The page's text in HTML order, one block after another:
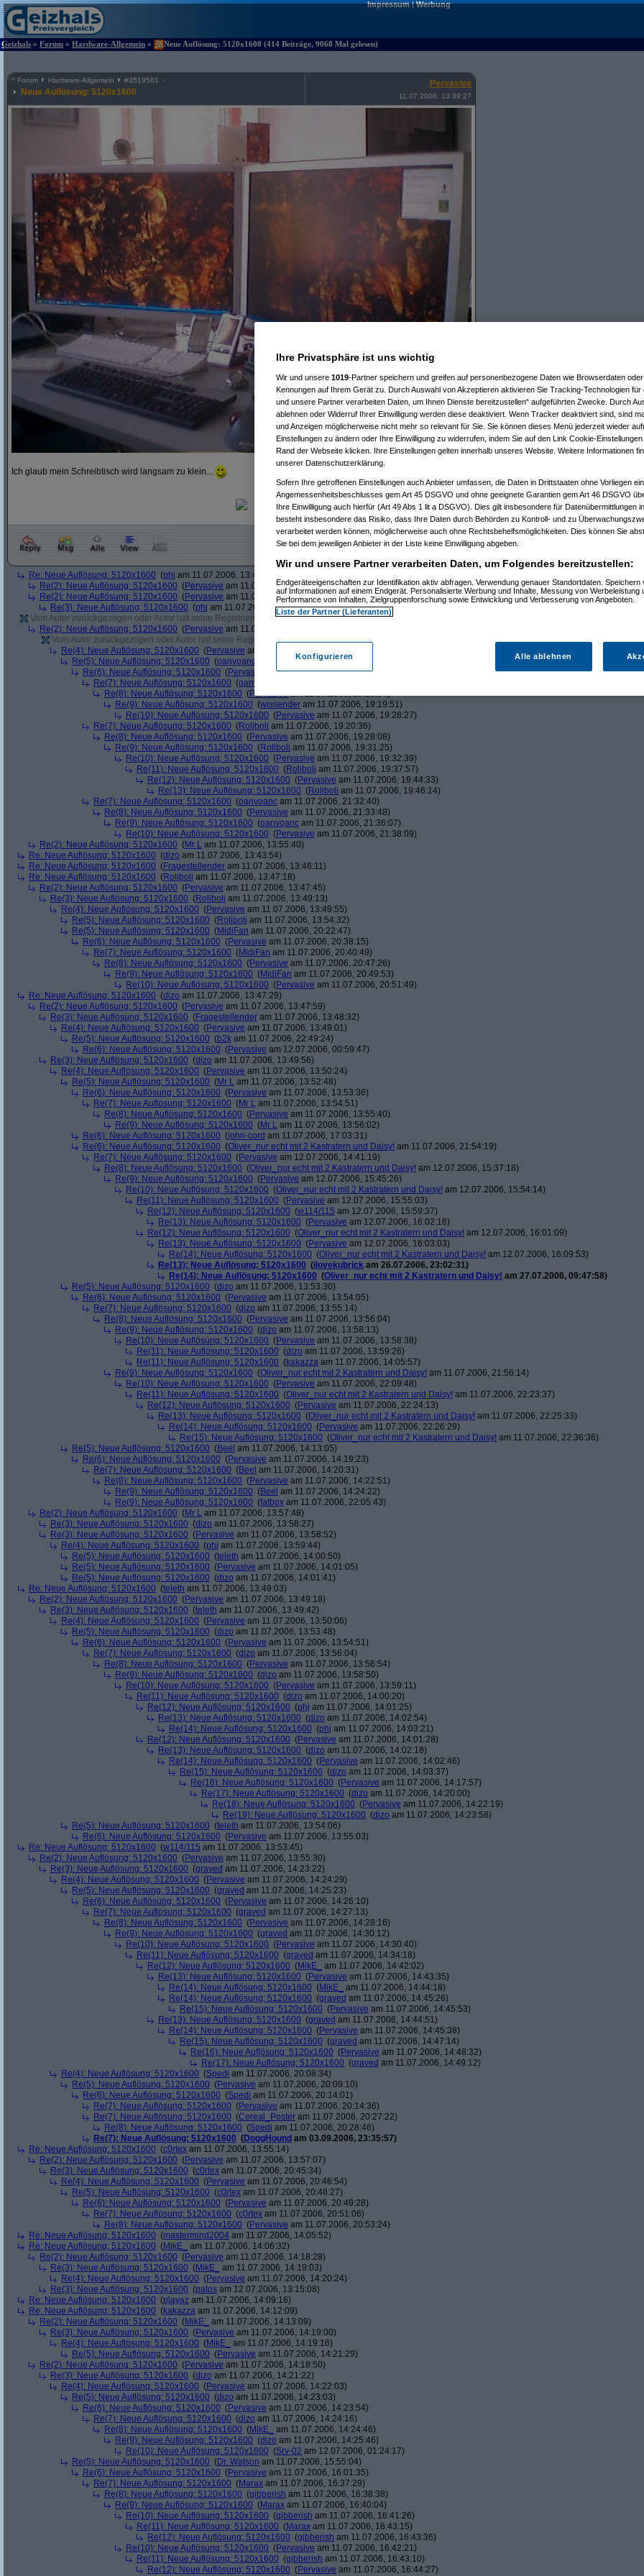
Impressum|Werbung
Geizhals » Forum » Hardware-Allgemein » Neue Auflösung: 5120x1600 (414 Beiträge, 9068 Mal gelesen)
^ Forum Hardware-Allgemein #3519561
Neue Auflösung: 5120x1600
Pervasive
11.07.2006, 13:39:27
Ich glaub mein Schreibtisch wird langsam zu klein...
Re: Neue Auflösung: 5120x1600 (phj am 11.07.2006, 13:40:39)
Re(2): Neue Auflösung: 5120x1600 (Pervasive am 11.07.2006, 13:41:12)
Re(2): Neue Auflösung: 5120x1600 (Pervasive am 11.07.2006, 13:51:49)
Re(3): Neue Auflösung: 5120x1600 (phj am 11.07.2006, 13:52:12)
Vom Autor zurückgezogen oder Autor hat seine Registrierung nicht bestätigt(Nagelfaram 11.07.2006, 13:41:09)
Re(2): Neue Auflösung: 5120x1600 (Pervasive am 11.07.2006, 13:41:43)
Vom Autor zurückgezogen oder Autor hat seine Registrierung nicht bestätigt(Nagelfar
Re(4): Neue Auflösung: 5120x1600 (Pervasive am 11.07.2006, 13:43:22)
Re(5): Neue Auflösung: 5120x1600 (oanvoanc
am 11.07.2006, 19:06:23)
Re(6): Neue Auflösung: 5120x1600 (Pervasive
am 11.07.2006, 19:16:41)
Re(7): Neue Auflösung: 5120x1600 (oanvoanc
Re(8): Neue Auflösung: 5120x1600 (Pervasiveam 11.07.2006, 19:18:54)
Re(9): Neue Auflösung: 5120x1600 (wissender am 11.07.2006, 19:19:51)
Re(10): Neue Auflösung: 5120x1600 (Pervasive am 11.07.2006, 19:28:27)
Re(7): Neue Auflösung: 5120x1600 (Roliboli am 11.07.2006, 19:20:36)
Re(8): Neue Auflösung: 5120x1600 (Pervasive am 11.07.2006, 19:28:08)
Re(9): Neue Auflösung: 5120x1600 (Roliboli am 11.07.2006, 19:31:25)
Re(10): Neue Auflösung: 5120x1600 (Pervasive am 11.07.2006, 19:32:39)
Re(11): Neue Auflösung: 5120x1600 (Roliboli am 11.07.2006, 19:37:57)
Re(12): Neue Auflösung: 5120x1600 (Pervasive am 11.07.2006, 19:44:33)
Re(13): Neue Auflösung: 5120x1600 (Roliboli am 11.07.2006, 19:46:14)
Re(7): Neue Auflösung: 5120x1600 (oanvoanc am 11.07.2006, 21:32:40)
Re(8): Neue Auflösung: 5120x1600 (Pervasive am 11.07.2006, 21:33:48)
Re(9): Neue Auflösung: 5120x1600 (oanvoanc am 11.07.2006, 21:36:07)
Re(10): Neue Auflösung: 5120x1600 (Pervasive am 11.07.2006, 21:38:09)
Re(2): Neue Auflösung: 5120x1600 (Mr L am 11.07.2006, 13:55:40)
Re: Neue Auflösung: 5120x1600 (dizo am 11.07.2006, 13:43:54)
Re: Neue Auflösung: 5120x1600 (Fragestellender am 11.07.2006, 13:46:11)
Re: Neue Auflösung: 5120x1600 (Roliboli am 11.07.2006, 13:47:18)
Re(2): Neue Auflösung: 5120x1600 (Pervasive am 11.07.2006, 13:47:45)
Re(3): Neue Auflösung: 5120x1600 (Roliboli am 11.07.2006, 13:49:13)
Re(4): Neue Auflösung: 5120x1600 (Pervasive am 11.07.2006, 13:49:55)
Re(5): Neue Auflösung: 5120x1600 (Roliboli am 11.07.2006, 13:54:32)
Re(5): Neue Auflösung: 5120x1600 (MidiFan am 11.07.2006, 20:22:47)
Re(6): Neue Auflösung: 5120x1600 (Pervasive am 11.07.2006, 20:38:15)
Re(7): Neue Auflösung: 5120x1600 (MidiFan am 11.07.2006, 20:40:49)
Re(8): Neue Auflösung: 5120x1600 (Pervasive am 11.07.2006, 20:47:26)
Re(9): Neue Auflösung: 5120x1600 (MidiFan am 11.07.2006, 20:49:53)
Re(10): Neue Auflösung: 5120x1600 (Pervasive am 11.07.2006, 20:51:49)
Re: Neue Auflösung: 5120x1600 (dizo am 11.07.2006, 13:47:29)
Re(2): Neue Auflösung: 5120x1600 (Pervasive am 11.07.2006, 13:47:59)
Re(3): Neue Auflösung: 5120x1600 (Fragestellender am 11.07.2006, 13:48:32)
Re(4): Neue Auflösung: 5120x1600 (Pervasive am 11.07.2006, 13:49:01)
Re(5): Neue Auflösung: 5120x1600 (b2k am 11.07.2006, 22:49:24)
Re(6): Neue Auflösung: 5120x1600 (Pervasive am 12.07.2006, 00:59:47)
Re(3): Neue Auflösung: 5120x1600 (dizo am 11.07.2006, 13:49:56)
Re(4): Neue Auflösung: 5120x1600 (Pervasive am 11.07.2006, 13:50:24)
Re(5): Neue Auflösung: 5120x1600 (Mr L am 11.07.2006, 13:52:48)
Re(6): Neue Auflösung: 5120x1600 (Pervasive am 11.07.2006, 13:53:36)
Re(7): Neue Auflösung: 5120x1600 (Mr L am 11.07.2006, 13:54:51)
Re(8): Neue Auflösung: 5120x1600 (Pervasive am 11.07.2006, 13:55:40)
Re(9): Neue Auflösung: 5120x1600 (Mr L am 11.07.2006, 13:56:02)
Re(6): Neue Auflösung: 5120x1600 (john-cord am 11.07.2006, 17:03:31)
Re(6): Neue Auflösung: 5120x1600 (Oliver_nur echt mit 2 Kastratern und Daisy! am 11.07.2006, 21:54:19)
Re(7): Neue Auflösung: 5120x1600 (Pervasive am 12.07.2006, 14:41:19)
Re(8): Neue Auflösung: 5120x1600 (Oliver_nur echt mit 2 Kastratern und Daisy! am 12.07.2006, 15:37:18)
Re(9): Neue Auflösung: 5120x1600 (Pervasive am 12.07.2006, 15:45:26)
Re(10): Neue Auflösung: 5120x1600 (Oliver_nur echt mit 2 Kastratern und Daisy! am 12.07.2006, 15:54:14)
Re(11): Neue Auflösung: 5120x1600 (Pervasive am 12.07.2006, 15:55:03)
Re(12): Neue Auflösung: 5120x1600 (w114/115 am 12.07.2006, 15:59:37)
Re(13): Neue Auflösung: 5120x1600 (Pervasive am 12.07.2006, 16:02:16)
Re(12): Neue Auflösung: 5120x1600 (Oliver_nur echt mit 2 Kastratern und Daisy! am 12.07.2006, 16:01:09)
Re(13): Neue Auflösung: 5120x1600 (Pervasive am 12.07.2006, 16:03:03)
Re(14): Neue Auflösung: 5120x1600 (Oliver_nur echt mit 2 Kastratern und Daisy! am 12.07.2006, 16:09:53)
Re(13): Neue Auflösung: 5120x1600 (ilovekubrick am 26.07.2006, 23:02:31)
Re(14): Neue Auflösung: 5120x1600 (Oliver_nur echt mit 2 Kastratern und Daisy! am 27.07.2006, 09:47:58)
Re(5): Neue Auflösung: 5120x1600 (dizo am 11.07.2006, 13:53:30)
Re(6): Neue Auflösung: 5120x1600 (Pervasive am 11.07.2006, 13:54:05)
Re(7): Neue Auflösung: 5120x1600 (dizo am 11.07.2006, 13:55:14)
Re(8): Neue Auflösung: 5120x1600 (Pervasive am 11.07.2006, 13:56:04)
Re(9): Neue Auflösung: 5120x1600 (dizo am 11.07.2006, 13:58:13)
Re(10): Neue Auflösung: 5120x1600 (Pervasive am 11.07.2006, 13:58:38)
Re(11): Neue Auflösung: 5120x1600 (dizo am 11.07.2006, 13:59:26)
Re(11): Neue Auflösung: 5120x1600 (kakazza am 11.07.2006, 14:05:57)
Re(9): Neue Auflösung: 5120x1600 (Oliver_nur echt mit 2 Kastratern und Daisy! am 11.07.2006, 21:56:14)
Re(10): Neue Auflösung: 5120x1600 (Pervasive am 11.07.2006, 22:09:48)
Re(11): Neue Auflösung: 5120x1600 (Oliver_nur echt mit 2 Kastratern und Daisy! am 11.07.2006, 22:23:37)
Re(12): Neue Auflösung: 5120x1600 (Pervasive am 11.07.2006, 22:24:13)
Re(13): Neue Auflösung: 5120x1600 (Oliver_nur echt mit 2 Kastratern und Daisy! am 11.07.2006, 22:25:33)
Re(14): Neue Auflösung: 5120x1600 (Pervasive am 11.07.2006, 22:26:29)
Re(15): Neue Auflösung: 5120x1600 (Oliver_nur echt mit 2 Kastratern und Daisy! am 11.07.2006, 22:36:36)
Re(5): Neue Auflösung: 5120x1600 (Beel am 11.07.2006, 14:13:05)
Re(6): Neue Auflösung: 5120x1600 (Pervasive am 11.07.2006, 14:19:23)
Re(7): Neue Auflösung: 5120x1600 (Beel am 11.07.2006, 14:20:31)
Re(8): Neue Auflösung: 5120x1600 (Pervasive am 11.07.2006, 14:22:51)
Re(9): Neue Auflösung: 5120x1600 (Beel am 11.07.2006, 14:24:22)
Re(9): Neue Auflösung: 5120x1600 (fatbox am 11.07.2006, 22:05:43)
Re(2): Neue Auflösung: 5120x1600 (Mr L am 11.07.2006, 13:57:48)
Re(3): Neue Auflösung: 5120x1600 (dizo am 11.07.2006, 13:58:27)
Re(3): Neue Auflösung: 5120x1600 (Pervasive am 11.07.2006, 13:58:52)
Re(4): Neue Auflösung: 5120x1600 (phj am 11.07.2006, 13:59:44)
Re(5): Neue Auflösung: 5120x1600 (teleth am 11.07.2006, 14:00:50)
Re(5): Neue Auflösung: 5120x1600 (Pervasive am 11.07.2006, 14:01:05)
Re(5): Neue Auflösung: 5120x1600 (dizo am 11.07.2006, 14:01:41)
Re: Neue Auflösung: 5120x1600 (teleth am 11.07.2006, 13:49:03)
Re(2): Neue Auflösung: 5120x1600 (Pervasive am 11.07.2006, 13:49:18)
Re(3): Neue Auflösung: 5120x1600 (teleth am 11.07.2006, 13:49:42)
Re(4): Neue Auflösung: 5120x1600 (Pervasive am 11.07.2006, 13:50:06)
Re(5): Neue Auflösung: 5120x1600 (dizo am 11.07.2006, 13:53:48)
Re(6): Neue Auflösung: 5120x1600 (Pervasive am 11.07.2006, 13:54:51)
Re(7): Neue Auflösung: 5120x1600 (dizo am 11.07.2006, 13:56:04)
Re(8): Neue Auflösung: 5120x1600 (Pervasive am 11.07.2006, 13:56:54)
Re(9): Neue Auflösung: 5120x1600 (dizo am 11.07.2006, 13:58:50)
Re(10): Neue Auflösung: 5120x1600 (Pervasive am 11.07.2006, 13:59:11)
Re(11): Neue Auflösung: 5120x1600 (dizo am 11.07.2006, 14:00:20)
Re(12): Neue Auflösung: 5120x1600 (phj am 11.07.2006, 14:01:25)
Re(13): Neue Auflösung: 5120x1600 (dizo am 11.07.2006, 14:02:54)
Re(14): Neue Auflösung: 5120x1600 (phj am 11.07.2006, 14:03:21)
Re(12): Neue Auflösung: 5120x1600 (Pervasive am 11.07.2006, 14:01:28)
Re(13): Neue Auflösung: 5120x1600 (dizo am 11.07.2006, 14:02:18)
Re(14): Neue Auflösung: 5120x1600 (Pervasive am 11.07.2006, 14:02:46)
Re(15): Neue Auflösung: 5120x1600 (dizo am 11.07.2006, 14:03:37)
Re(16): Neue Auflösung: 5120x1600 (Pervasive am 11.07.2006, 14:17:57)
Re(17): Neue Auflösung: 5120x1600 (dizo am 11.07.2006, 14:20:00)
Re(18): Neue Auflösung: 5120x1600 (Pervasive am 11.07.2006, 14:22:19)
Re(19): Neue Auflösung: 5120x1600 (dizo am 11.07.2006, 14:23:58)
Re(5): Neue Auflösung: 5120x1600 (teleth am 11.07.2006, 13:54:06)
Re(6): Neue Auflösung: 5120x1600 (Pervasive am 11.07.2006, 13:55:03)
Re: Neue Auflösung: 5120x1600 (w114/115 am 11.07.2006, 13:53:45)
Re(2): Neue Auflösung: 5120x1600 (Pervasive am 11.07.2006, 13:55:30)
Re(3): Neue Auflösung: 5120x1600 (graved am 11.07.2006, 14:23:22)
Re(4): Neue Auflösung: 5120x1600 (Pervasive am 11.07.2006, 14:24:29)
Re(5): Neue Auflösung: 5120x1600 (graved am 11.07.2006, 14:25:23)
Re(6): Neue Auflösung: 5120x1600 (Pervasive am 11.07.2006, 14:26:10)
Re(7): Neue Auflösung: 5120x1600 (graved am 11.07.2006, 14:27:13)
Re(8): Neue Auflösung: 5120x1600 (Pervasive am 11.07.2006, 14:28:16)
Re(9): Neue Auflösung: 5120x1600 (graved am 11.07.2006, 14:30:12)
Re(10): Neue Auflösung: 5120x1600 (Pervasive am 11.07.2006, 14:30:40)
Re(11): Neue Auflösung: 5120x1600 (graved am 11.07.2006, 14:34:18)
Re(12): Neue Auflösung: 5120x1600 (MikE_
am 11.07.2006, 14:42:02)
Re(13): Neue Auflösung: 5120x1600 (Pervasive am 11.07.2006, 14:43:35)
Re(14): Neue Auflösung: 5120x1600 (MikE_
am 11.07.2006, 14:44:18)
Re(14): Neue Auflösung: 5120x1600 (graved am 11.07.2006, 14:45:26)
Re(15): Neue Auflösung: 5120x1600 (Pervasive am 11.07.2006, 14:45:53)
Re(13): Neue Auflösung: 5120x1600 (graved am 11.07.2006, 14:44:51)
Re(14): Neue Auflösung: 5120x1600 (Pervasive am 11.07.2006, 14:45:38)
Re(15): Neue Auflösung: 5120x1600 (graved am 11.07.2006, 14:47:14)
Re(16): Neue Auflösung: 5120x1600 (Pervasive am 11.07.2006, 14:48:32)
Re(17): Neue Auflösung: 5120x1600 (graved am 11.07.2006, 14:49:12)
Re(4): Neue Auflösung: 5120x1600 (Spedi am 11.07.2006, 20:08:34)
Re(5): Neue Auflösung: 5120x1600 (Pervasive am 11.07.2006, 20:09:10)
Re(6): Neue Auflösung: 5120x1600 (Spedi am 11.07.2006, 20:14:01)
Re(7): Neue Auflösung: 5120x1600 (Pervasive am 11.07.2006, 20:14:36)
Re(7): Neue Auflösung: 5120x1600 (Cereal_Poster am 11.07.2006, 20:27:22)
Re(8): Neue Auflösung: 5120x1600 (Spedi am 11.07.2006, 20:28:46)
Re(7): Neue Auflösung: 5120x1600 (DoggHound am 03.09.2006, 23:35:57)
Re: Neue Auflösung: 5120x1600 (c0rtex am 11.07.2006, 13:55:14)
Re(2): Neue Auflösung: 5120x1600 (Pervasive am 11.07.2006, 13:57:07)
Re(3): Neue Auflösung: 5120x1600 (c0rtex am 11.07.2006, 20:45:34)
Re(4): Neue Auflösung: 5120x1600 (Pervasive am 11.07.2006, 20:46:54)
Re(5): Neue Auflösung: 5120x1600 (c0rtex am 11.07.2006, 20:48:27)
Re(6): Neue Auflösung: 5120x1600 (Pervasive am 11.07.2006, 20:49:28)
Re(7): Neue Auflösung: 5120x1600 (c0rtex am 11.07.2006, 20:51:06)
Re(8): Neue Auflösung: 5120x1600 (Pervasive am 11.07.2006, 20:53:24)
Re: Neue Auflösung: 5120x1600 (mastermind2004 am 11.07.2006, 14:05:52)
Re: Neue Auflösung: 5120x1600 (MikE_
am 11.07.2006, 14:06:32)
Re(2): Neue Auflösung: 5120x1600 (Pervasive am 11.07.2006, 14:18:28)
Re(3): Neue Auflösung: 5120x1600 (MikE_
am 11.07.2006, 14:19:03)
Re(4): Neue Auflösung: 5120x1600 (Pervasive am 11.07.2006, 14:20:24)
Re(3): Neue Auflösung: 5120x1600 (patos am 12.07.2006, 13:15:08)
Re: Neue Auflösung: 5120x1600 (playaz am 11.07.2006, 14:09:16)
Re: Neue Auflösung: 5120x1600 (kakazza am 11.07.2006, 14:12:09)
Re(2): Neue Auflösung: 5120x1600 (MikE_
am 11.07.2006, 14:13:09)
Re(3): Neue Auflösung: 5120x1600 (Pervasive am 11.07.2006, 14:19:00)
Re(4): Neue Auflösung: 5120x1600 (MikE_
am 11.07.2006, 14:19:16)
Re(5): Neue Auflösung: 5120x1600 (Pervasive am 11.07.2006, 14:21:29)
Re(2): Neue Auflösung: 5120x1600 (Pervasive am 11.07.2006, 14:18:50)
Re(3): Neue Auflösung: 5120x1600 (dizo am 11.07.2006, 14:21:22)
Re(4): Neue Auflösung: 5120x1600 (Pervasive am 11.07.2006, 14:22:03)
Re(5): Neue Auflösung: 5120x1600 (dizo am 11.07.2006, 14:23:03)
Re(6): Neue Auflösung: 5120x1600 (Pervasive am 11.07.2006, 14:23:54)
Re(7): Neue Auflösung: 5120x1600 (dizo am 11.07.2006, 14:24:16)
Re(8): Neue Auflösung: 5120x1600 (MikE_
am 11.07.2006, 14:24:46)
Re(9): Neue Auflösung: 5120x1600 (dizo am 11.07.2006, 14:25:46)
Re(10): Neue Auflösung: 5120x1600 (Srv-02 am 12.07.2006, 01:24:17)
Re(5): Neue Auflösung: 5120x1600 (Dr. Watson am 11.07.2006, 15:55:04)
Re(6): Neue Auflösung: 5120x1600 (Pervasive am 11.07.2006, 16:01:35)
Re(7): Neue Auflösung: 5120x1600 (Marax am 11.07.2006, 16:37:29)
Re(8): Neue Auflösung: 5120x1600 (gibberish am 11.07.2006, 16:38:38)
Re(9): Neue Auflösung: 5120x1600 (Marax am 11.07.2006, 16:40:04)
Re(10): Neue Auflösung: 5120x1600 (gibberish am 11.07.2006, 16:41:26)
Re(11): Neue Auflösung: 5120x1600 (Marax am 11.07.2006, 16:43:15)
Re(12): Neue Auflösung: 5120x1600 (gibberish am 11.07.2006, 16:43:36)
Re(10): Neue Auflösung: 5120x1600 (Pervasive am 11.07.2006, 16:42:21)
Re(11): Neue Auflösung: 5120x1600 (gibberish am 11.07.2006, 16:43:10)
Re(12): Neue Auflösung: 5120x1600 (Pervasive am 11.07.2006, 16:44:27)
Ihre Privatsphäre ist uns wichtig
Wir und unsere 1019-Partner speichern und greifen auf personenbezogene Daten wie Browserdaten
Kennungen auf Ihrem Gerät zu. Durch Auswahl von Akzeptieren aktivieren Sie Tracking-Technologien für
und unsere Partner verarbeiten Daten, um Ihnen Dienste bereitzustellen“ aufgeführten Zwecke. Durch
ablehnen oder Widerruf Ihrer Einwilligung werden diese deaktiviert. Wenn Tracker deaktiviert sind, sind
und Anzeigen möglicherweise nicht mehr so relevant für Sie. Sie können dieses Menü jederzeit wieder
Einstellungen zu ändern oder Ihre Einwilligung zu widerrufen, indem Sie auf den Link Cookie-
Rand der Webseite klicken. Ihre Einstellungen gelten innerhalb unseres Website. Weitere Informationen
unserer Datenschutzerklärung.
Sofern Ihre getroffenen Einstellungen auch Anbieter umfassen, die Daten in Drittstaaten ohne Vorliegen
Angemessenheitsbeschlusses gem Art 45 DSGVO und ohne geeignete Garantien gem Art 46 DSGVO
Ihre Einwilligung auch hierfür (Art 49 Abs 1 lit a DSGVO). Dies gilt insbesondere für Datenübermittlungen
besteht insbesondere das Risiko, dass Ihre Daten durch Behörden zu Kontroll- und zu
verarbeitet werden können, möglicherweise auch ohne Rechtsbehelfsmöglichkeiten. Dies können Sie
Sie bei dem jeweiligen Anbieter in der Liste keine Einwilligung abgeben.
Wir und unsere Partner verarbeiten Daten, um Folgendes bereitzustellen:
Endgeräteeigenschaften zur Identifikation aktiv abfragen. Verwendung genauer Standortdaten. Speichern
auf Informationen auf einem Endgerät. Personalisierte Werbung und Inhalte, Messung von Werbeleistung
Performance von Inhalten, Zielgruppenforschung sowie Entwicklung und Verbesserung von Angeboten.
Liste der Partner (Lieferanten)
Konfigurieren Alle ablehnen